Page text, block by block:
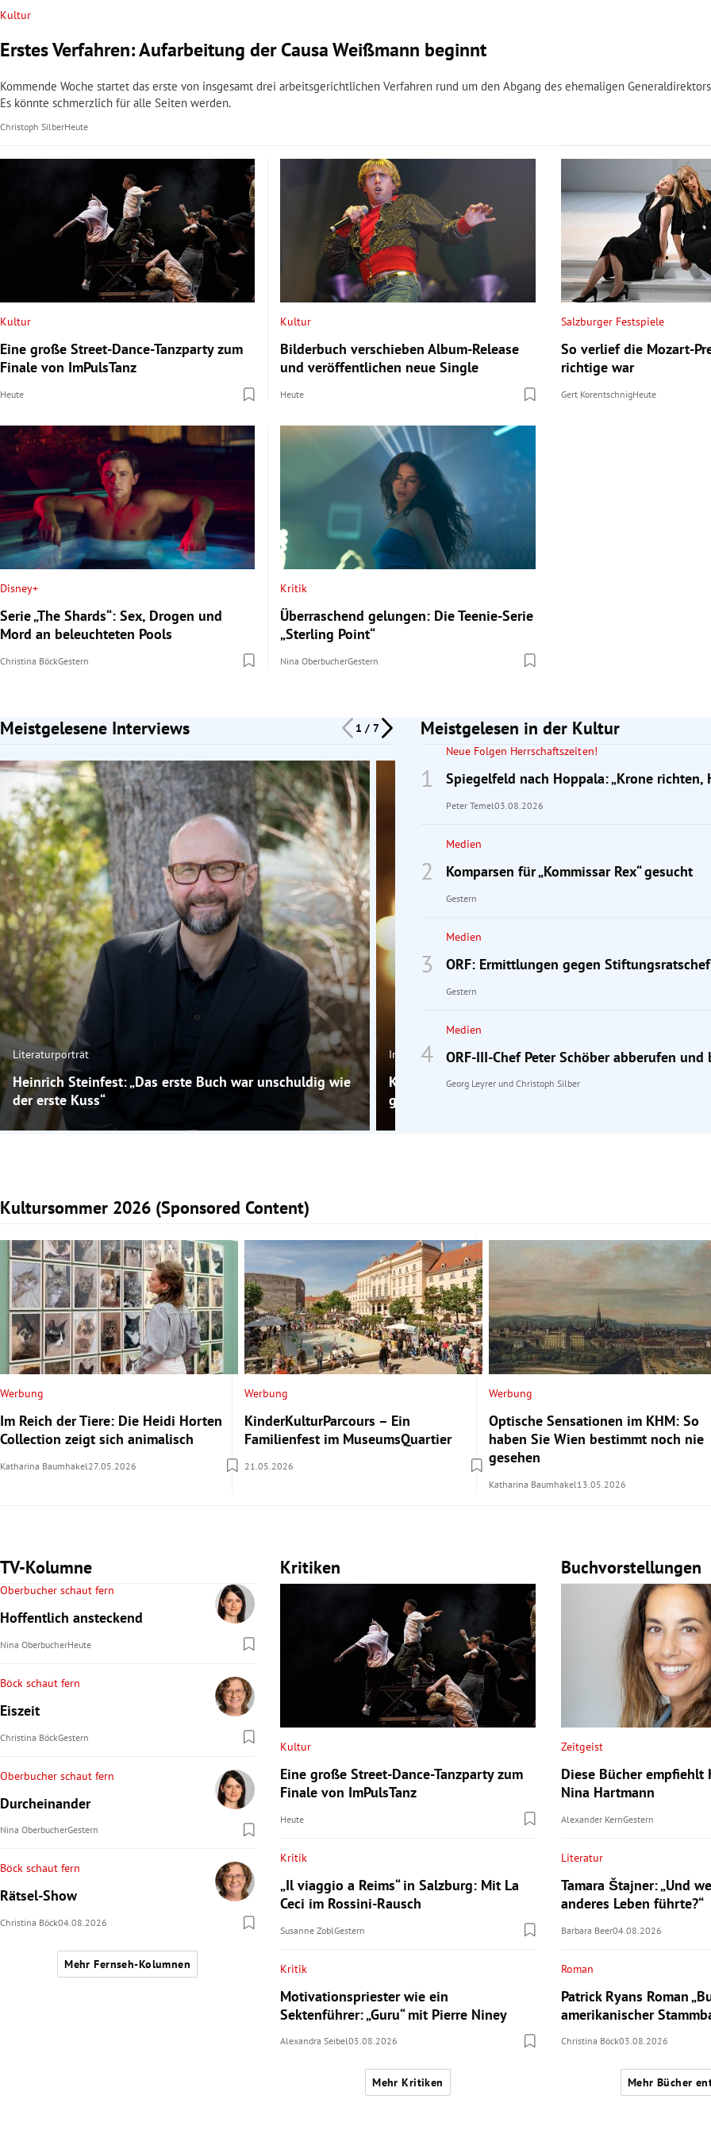
Kultur
Erstes Verfahren: Aufarbeitung der Causa Weißmann beginnt
Kommende Woche startet das erste von insgesamt drei arbeitsgerichtlichen Verfahren rund um den Abgang des ehemaligen
Es könnte schmerzlich für alle Seiten werden.
Christoph SilberHeute
Kultur
Eine große Street-Dance-Tanzparty zum
Finale von ImPulsTanz
Heute
Kultur
Bilderbuch verschieben Album-Release
und veröffentlichen neue Single
Heute
Salzburger Festspiele
So verlief die Mozart-
richtige war
Gert KorentschnigHeute
Disney+
Serie „The Shards“: Sex, Drogen und
Mord an beleuchteten Pools
Christina BöckGestern
Kritik
Überraschend gelungen: Die Teenie-Serie
„Sterling Point“
Nina OberbucherGestern
Meistgelesene Interviews 1 / 7
Slide 1 von 7
Literaturporträt
Heinrich Steinfest: „Das erste Buch war unschuldig wie
der erste Kuss“
Interview
Karl Regensburger: „Ich werde von meinem Team
geprügelt“
Meistgelesen in der Kultur
Neue Folgen Herrschaftszeiten!
Spiegelfeld nach Hoppala: „Krone richten,
Peter Temel03.08.2026
Medien
Komparsen für „Kommissar Rex“ gesucht
Gestern
Medien
ORF: Ermittlungen gegen
Gestern
Medien
ORF-III-Chef Peter Schöber abberufen
Georg Leyrerund Christoph Silber
Kultursommer 2026 (Sponsored Content)
Slide 1 von 4
Werbung
Im Reich der Tiere: Die Heidi Horten
Collection zeigt sich animalisch
Katharina Baumhakel 27.05.2026
Werbung
KinderKulturParcours – Ein
Familienfest im MuseumsQuartier
21.05.2026
Werbung
Optische Sensationen im KHM: So
haben Sie Wien bestimmt noch nie
gesehen
Katharina Baumhakel 13.05.2026
TV-Kolumne
Oberbucher schaut fern
Hoffentlich ansteckend
Nina OberbucherHeute
Böck schaut fern
Eiszeit
Christina BöckGestern
Oberbucher schaut fern
Durcheinander
Nina OberbucherGestern
Böck schaut fern
Rätsel-Show
Christina Böck04.08.2026
Mehr Fernseh-Kolumnen
Kritiken
Kultur
Eine große Street-Dance-Tanzparty zum
Finale von ImPulsTanz
Heute
Kritik
„Il viaggio a Reims“ in Salzburg: Mit La
Ceci im Rossini-Rausch
Susanne ZoblGestern
Kritik
Motivationspriester wie ein
Sektenführer: „Guru“ mit Pierre Niney
Alexandra Seibel05.08.2026
Mehr Kritiken
Buchvorstellungen
Zeitgeist
Diese Bücher empfiehlt
Nina Hartmann
Alexander KernGestern
Literatur
Tamara Štajner: „Und
anderes Leben führte?“
Barbara Beer04.08.2026
Roman
Patrick Ryans Roman
amerikanischer
Christina Böck03.08.2026
Mehr Bücher